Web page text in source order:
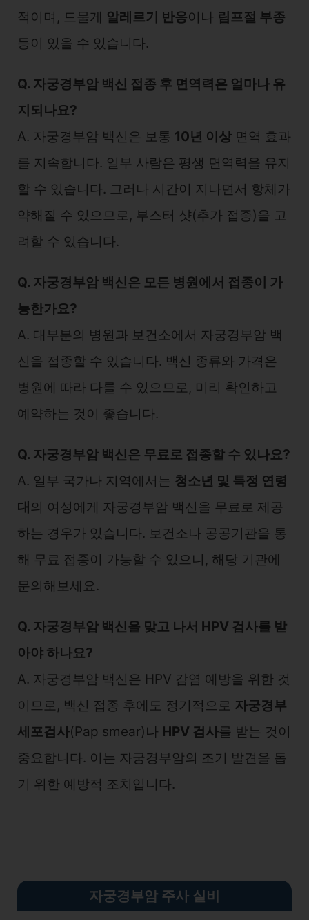
적이며, 드물게 알레르기 반응이나 림프절 부종
등이 있을 수 있습니다.
Q. 자궁경부암 백신 접종 후 면역력은 얼마나 유
지되나요?
A. 자궁경부암 백신은 보통 10년 이상 면역 효과
를 지속합니다. 일부 사람은 평생 면역력을 유지
할 수 있습니다. 그러나 시간이 지나면서 항체가
약해질 수 있으므로, 부스터 샷(추가 접종)을 고
려할 수 있습니다.
Q. 자궁경부암 백신은 모든 병원에서 접종이 가
능한가요?
A. 대부분의 병원과 보건소에서 자궁경부암 백
신을 접종할 수 있습니다. 백신 종류와 가격은
병원에 따라 다를 수 있으므로, 미리 확인하고
예약하는 것이 좋습니다.
Q. 자궁경부암 백신은 무료로 접종할 수 있나요?
A. 일부 국가나 지역에서는 청소년 및 특정 연령
대의 여성에게 자궁경부암 백신을 무료로 제공
하는 경우가 있습니다. 보건소나 공공기관을 통
해 무료 접종이 가능할 수 있으니, 해당 기관에
문의해보세요.
Q. 자궁경부암 백신을 맞고 나서 HPV 검사를 받
아야 하나요?
A. 자궁경부암 백신은 HPV 감염 예방을 위한 것
이므로, 백신 접종 후에도 정기적으로 자궁경부
세포검사(Pap smear)나 HPV 검사를 받는 것이
중요합니다. 이는 자궁경부암의 조기 발견을 돕
기 위한 예방적 조치입니다.
자궁경부암 주사 실비